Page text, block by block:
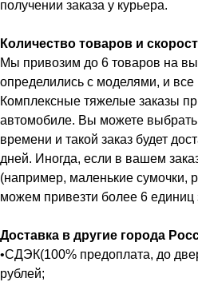
получении заказа у курьера.
Количество товаров и
Мы привозим до 6 товаров на
определились с моделями, и
Комплексные тяжелые заказы
автомобиле. Вы можете
времени и такой заказ будет
дней. Иногда, если в вашем
(например, маленькие сумочки,
можем привезти более 6 единиц
Доставка в другие города
•СДЭК(100% предоплата, до
рублей;